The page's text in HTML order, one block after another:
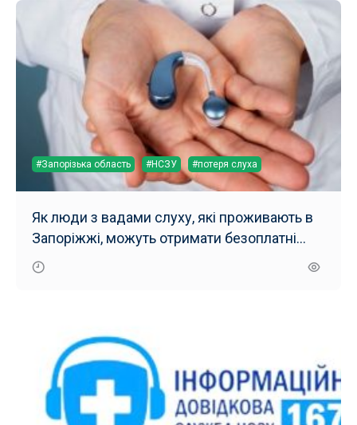
#Запорізька область #НСЗУ #потеря слуха
Як люди з вадами слуху, які проживають в
Запоріжжі, можуть отримати безоплатні
слухові апарати